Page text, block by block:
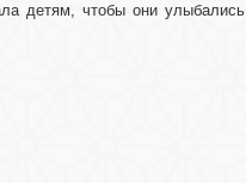
детям, чтобы они